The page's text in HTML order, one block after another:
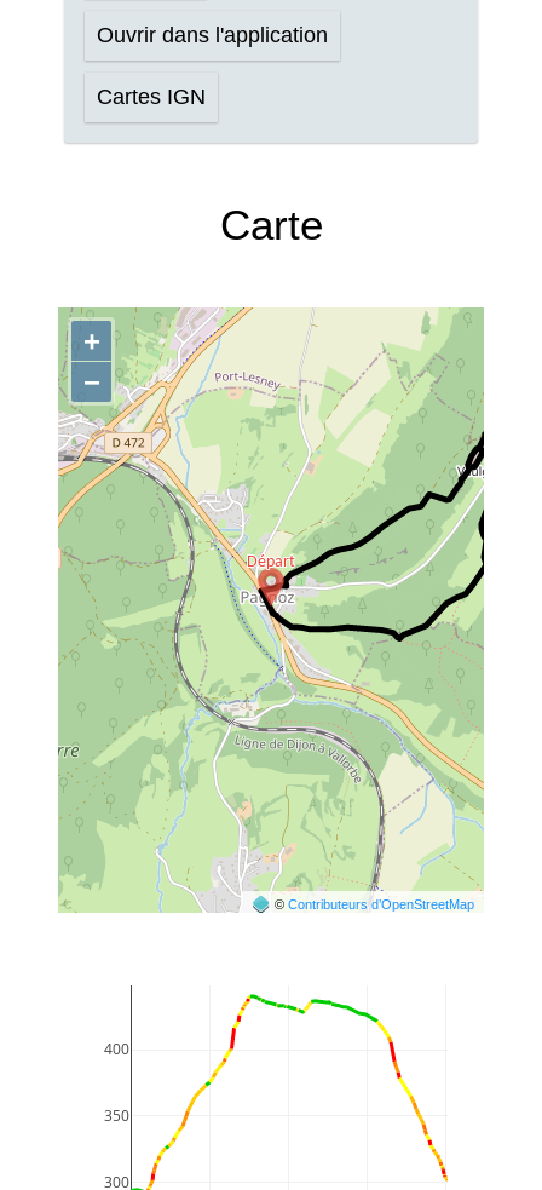
Ouvrir dans l'application
Cartes IGN
Carte
+
−
©Contributeurs d’OpenStreetMap
300
350
400